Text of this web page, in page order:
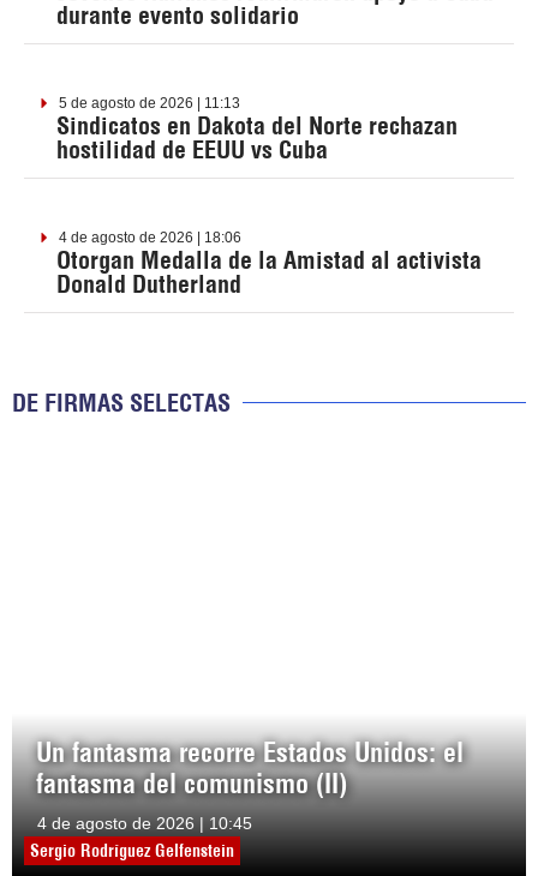
durante evento solidario
5 de agosto de 2026 | 11:13
Sindicatos en Dakota del Norte rechazan
hostilidad de EEUU vs Cuba
4 de agosto de 2026 | 18:06
Otorgan Medalla de la Amistad al activista
Donald Dutherland
DE FIRMAS SELECTAS
Un fantasma recorre Estados Unidos: el
fantasma del comunismo (II)
4 de agosto de 2026 | 10:45
Sergio Rodríguez Gelfenstein